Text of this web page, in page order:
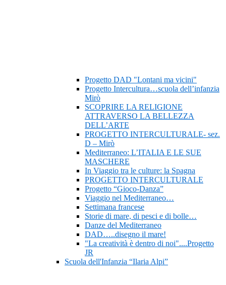
Progetto DAD "Lontani ma vicini"
Progetto Intercultura…scuola dell’infanzia
Mirò
SCOPRIRE LA RELIGIONE
ATTRAVERSO LA BELLEZZA
DELL’ARTE
PROGETTO INTERCULTURALE- sez.
D – Mirò
Mediterraneo: L’ITALIA E LE SUE
MASCHERE
In Viaggio tra le culture: la Spagna
PROGETTO INTERCULTURALE
Progetto “Gioco-Danza”
Viaggio nel Mediterraneo…
Settimana francese
Storie di mare, di pesci e di bolle…
Danze del Mediterraneo
DAD…..disegno il mare!
"La creatività è dentro di noi"....Progetto
JR
Scuola dell'Infanzia “Ilaria Alpi”